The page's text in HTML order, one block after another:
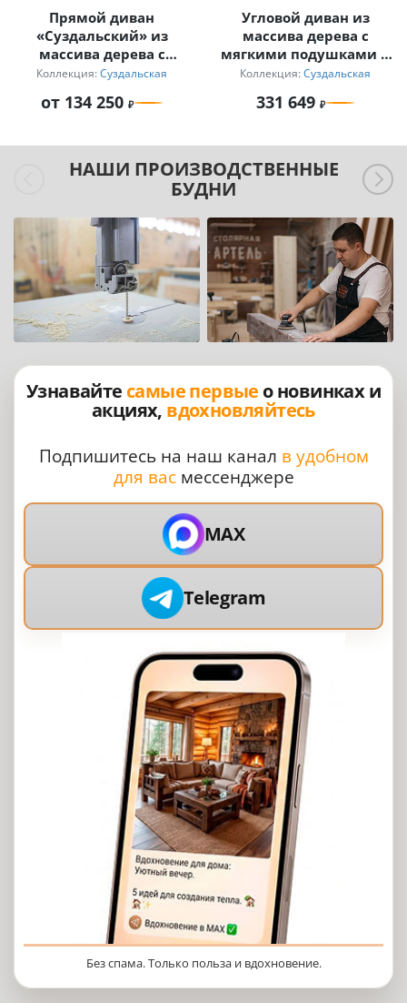
Прямой диван
«Суздальский» из
массива дерева с
мягкими подушками
Коллекция: Суздальская
от 134 250
Угловой диван из
массива дерева с
мягкими подушками и
журнальный столик
Коллекция: Суздальская
331 649
НАШИ ПРОИЗВОДСТВЕННЫЕ
БУДНИ
Узнавайте самые первые о новинках и
акциях, вдохновляйтесь
Подпишитесь на наш канал в удобном
для васмессенджере
MAX
Telegram
Без спама. Только польза и вдохновение.